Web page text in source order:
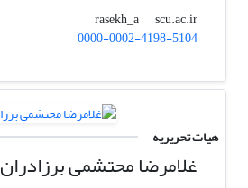
rasekh_a
scu.ac.ir
0000-0002-4198-5104
هیات تحریریه
غلامرضا محتشمی برزادران